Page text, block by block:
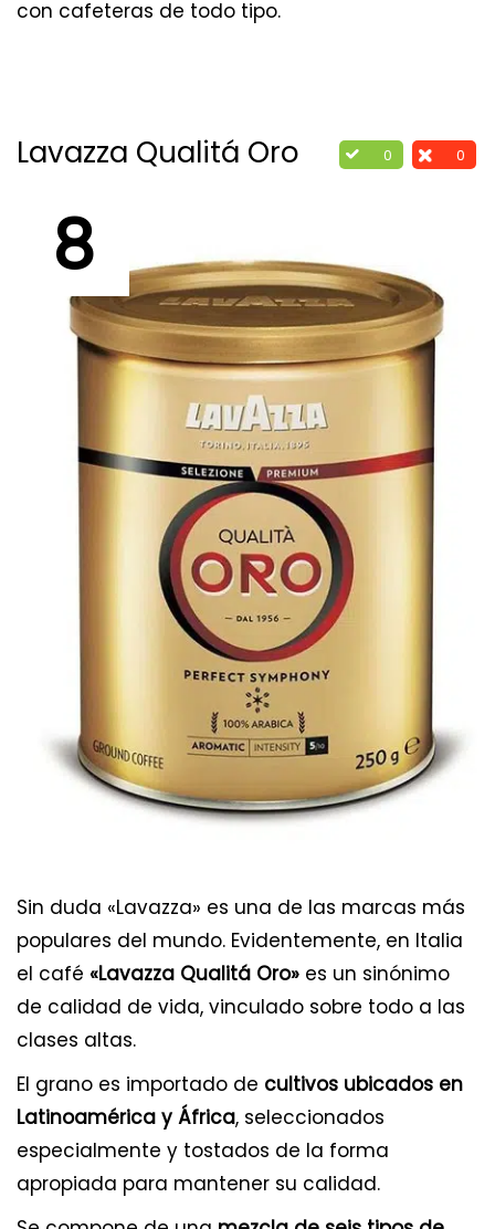
con cafeteras de todo tipo.
0 0
Lavazza Qualitá Oro
8
Sin duda «Lavazza» es una de las marcas más
populares del mundo. Evidentemente, en Italia
el café «Lavazza Qualitá Oro» es un sinónimo
de calidad de vida, vinculado sobre todo a las
clases altas.
El grano es importado de cultivos ubicados en
Latinoamérica y África, seleccionados
especialmente y tostados de la forma
apropiada para mantener su calidad.